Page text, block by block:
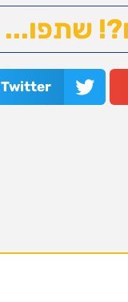
שתפו...
Twitter